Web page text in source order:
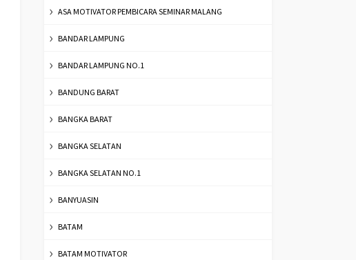
ASA MOTIVATOR PEMBICARA SEMINAR MALANG
BANDAR LAMPUNG
BANDAR LAMPUNG NO.1
BANDUNG BARAT
BANGKA BARAT
BANGKA SELATAN
BANGKA SELATAN NO.1
BANYUASIN
BATAM
BATAM MOTIVATOR